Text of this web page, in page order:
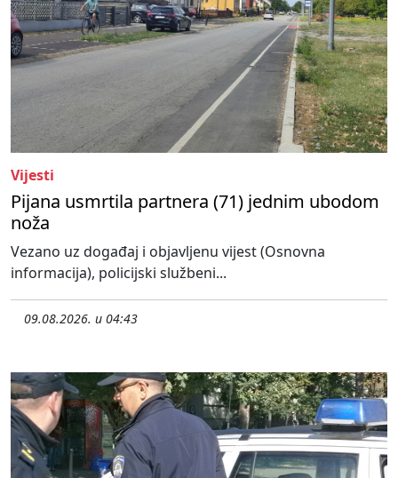
Vijesti
Pijana usmrtila partnera (71) jednim ubodom
noža
Vezano uz događaj i objavljenu vijest (Osnovna
informacija), policijski službeni...
09.08.2026. u 04:43